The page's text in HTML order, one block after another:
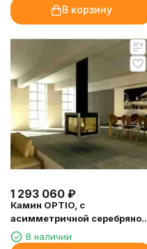
В корзину
1 293 060 ₽
Камин OPTIO, с
асимметричной серебряной
рамкой, h-3.2m (Don-Bar)
В наличии